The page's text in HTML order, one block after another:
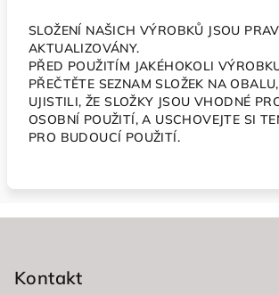
SLOŽENÍ NAŠICH VÝROBKŮ JSOU
AKTUALIZOVÁNY.
PŘED POUŽITÍM JAKÉHOKOLI
PŘEČTĚTE SEZNAM SLOŽEK NA
UJISTILI, ŽE SLOŽKY JSOU VHODNÉ
OSOBNÍ POUŽITÍ, A USCHOVEJTE SI
PRO BUDOUCÍ POUŽITÍ.
Kontakt